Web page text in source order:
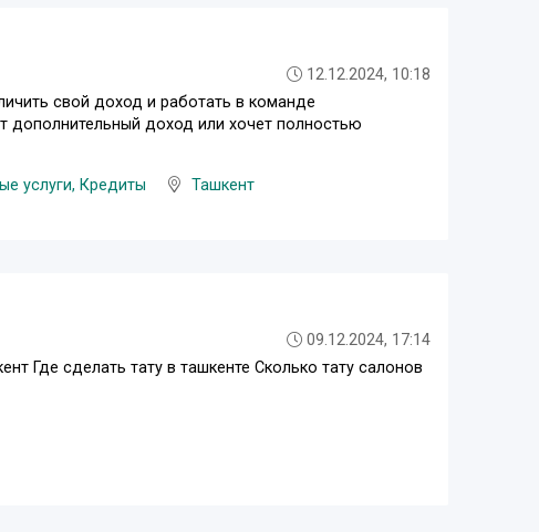
12.12.2024, 10:18
свой доход и работать в команде
дополнительный доход или хочет полностью
услуги, Кредиты Ташкент
09.12.2024, 17:14
Где сделать тату в ташкенте Сколько тату салонов